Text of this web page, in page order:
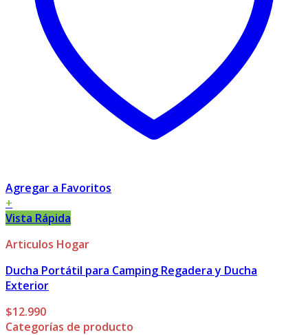
Agregar a Favoritos
+
Vista Rápida
Articulos Hogar
Ducha Portátil para Camping Regadera y Ducha
Exterior
$12.990
Categorías de producto